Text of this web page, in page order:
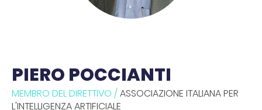
PIERO POCCIANTI
MEMBRO DEL DIRETTIVO /ASSOCIAZIONE ITALIANA PER
L'INTELLIGENZA ARTIFICIALE